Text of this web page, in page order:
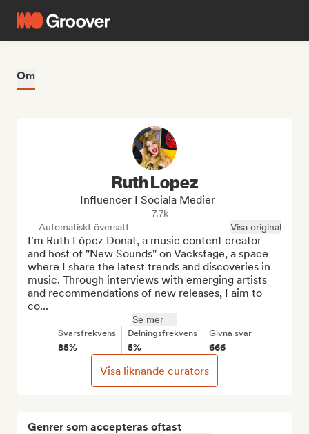
Om
Genrer som accepteras oftast
Ruth Lopez
Influencer I Sociala Medier
7.7k
Automatiskt översatt
Visa original
I'm Ruth López Donat, a music content creator
and host of "New Sounds" on Vackstage, a space
where I share the latest trends and discoveries in
music. Through interviews with emerging artists
and recommendations of new releases, I aim to
co...
Se mer
Svarsfrekvens
85%
Delningsfrekvens
5%
Givna svar
666
Visa liknande curators